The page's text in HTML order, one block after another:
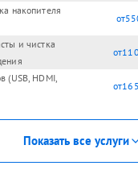
накопителя
и чистка
(USB, HDMI,
Показать все услуги